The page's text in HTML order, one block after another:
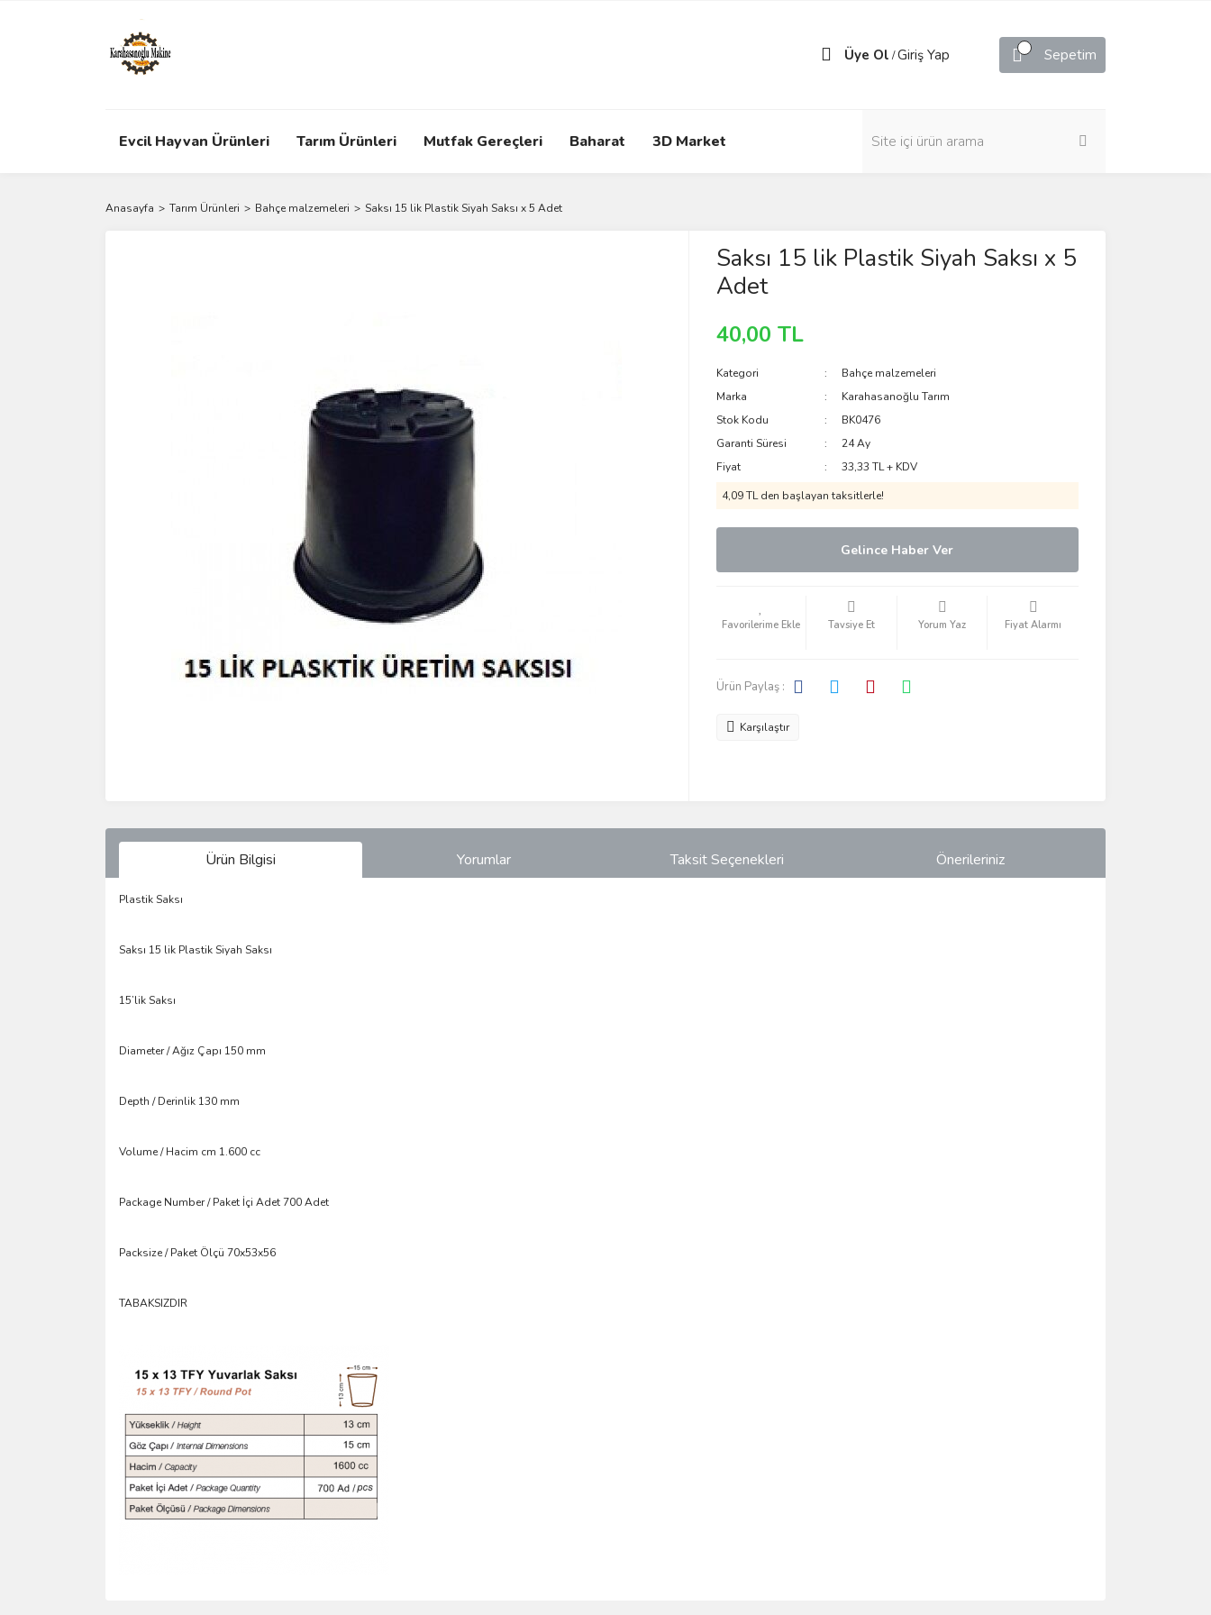
Üye Ol /Giriş Yap Sepetim
Evcil Hayvan Ürünleri Tarım Ürünleri Mutfak Gereçleri Baharat 3D Market
Anasayfa Tarım Ürünleri Bahçe malzemeleri Saksı 15 lik Plastik Siyah Saksı x 5 Adet
Saksı 15 lik Plastik Siyah Saksı x 5
Adet
40,00 TL
Kategori
Bahçe malzemeleri
Marka
Karahasanoğlu Tarım
Stok Kodu
BK0476
Garanti Süresi
24 Ay
Fiyat
33,33 TL + KDV
4,09 TL den başlayan taksitlerle!
Gelince Haber Ver
Tavsiye Et Yorum Yaz Fiyat Alarmı
Ürün Paylaş :
Karşılaştır
Ürün Bilgisi Yorumlar Taksit Seçenekleri Önerileriniz
Plastik Saksı
Saksı 15 lik Plastik Siyah Saksı
15’lik Saksı
Diameter / Ağız Çapı 150 mm
Depth / Derinlik 130 mm
Volume / Hacim cm 1.600 cc
Package Number / Paket İçi Adet 700 Adet
Packsize / Paket Ölçü 70x53x56
TABAKSIZDIR